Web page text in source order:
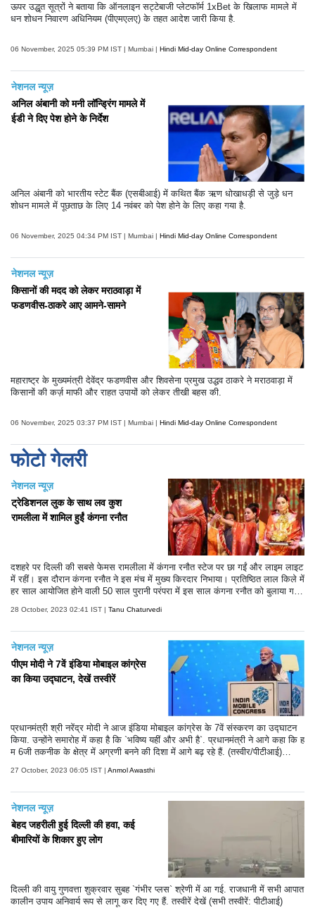
ऊपर उद्धृत सूत्रों ने बताया कि ऑनलाइन सट्टेबाजी प्लेटफॉर्म 1xBet के खिलाफ मामले में
धन शोधन निवारण अधिनियम (पीएमएलए) के तहत आदेश जारी किया है.
06 November, 2025 05:39 PM IST | Mumbai | Hindi Mid-day Online Correspondent
नेशनल न्यूज़
अनिल अंबानी को मनी लॉन्ड्रिंग मामले में
ईडी ने दिए पेश होने के निर्देश
अनिल अंबानी को भारतीय स्टेट बैंक (एसबीआई) में कथित बैंक ऋण धोखाधड़ी से जुड़े धन
शोधन मामले में पूछताछ के लिए 14 नवंबर को पेश होने के लिए कहा गया है.
06 November, 2025 04:34 PM IST | Mumbai | Hindi Mid-day Online Correspondent
नेशनल न्यूज़
किसानों की मदद को लेकर मराठवाड़ा में
फडणवीस-ठाकरे आए आमने-सामने
महाराष्ट्र के मुख्यमंत्री देवेंद्र फडणवीस और शिवसेना प्रमुख उद्धव ठाकरे ने मराठवाड़ा में
किसानों की कर्ज़ माफी और राहत उपायों को लेकर तीखी बहस की.
06 November, 2025 03:37 PM IST | Mumbai | Hindi Mid-day Online Correspondent
फोटो गेलरी
नेशनल न्यूज़
ट्रेडिशनल लुक के साथ लव कुश
रामलीला में शामिल हुईं कंगना रनौत
दशहरे पर दिल्ली की सबसे फेमस रामलीला में कंगना रनौत स्टेज पर छा गईं और लाइम लाइट
में रहीं। इस दौरान कंगना रनौत ने इस मंच में मुख्य किरदार निभाया। प्रतिष्ठित लाल किले में
हर साल आयोजित होने वाली 50 साल पुरानी परंपरा में इस साल कंगना रनौत को बुलाया ग
किया। हालांकि तमाम कोशिशों के बाद भी वह रावण दहन नहीं कर सकीं।
28 October, 2023 02:41 IST | Tanu Chaturvedi
नेशनल न्यूज़
पीएम मोदी ने 7वें इंडिया मोबाइल कांग्रेस
का किया उद्घाटन, देखें तस्वीरें
प्रधानमंत्री श्री नरेंद्र मोदी ने आज इंडिया मोबाइल कांग्रेस के 7वें संस्करण का उद्घाटन
किया. उन्होंने समारोह में कहा है कि `भविष्य यहीं और अभी है`. प्रधानमंत्री ने आगे कहा कि ह
म 6जी तकनीक के क्षेत्र में अग्रणी बनने की दिशा में आगे बढ़ रहे हैं. (तस्वीर/पीटीआई)
27 October, 2023 06:05 IST | Anmol Awasthi
नेशनल न्यूज़
बेहद जहरीली हुई दिल्ली की हवा, कई
बीमारियों के शिकार हुए लोग
दिल्ली की वायु गुणवत्ता शुक्रवार सुबह `गंभीर प्लस` श्रेणी में आ गई. राजधानी में सभी आपात
कालीन उपाय अनिवार्य रूप से लागू कर दिए गए हैं. तस्वीरें देखें (सभी तस्वीरें: पीटीआई)